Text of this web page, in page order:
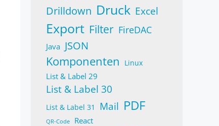
Drilldown Druck Excel
Export Filter FireDAC
Java JSON
Komponenten Linux
List & Label 29
List & Label 30
List & Label 31 Mail PDF
QR-Code React